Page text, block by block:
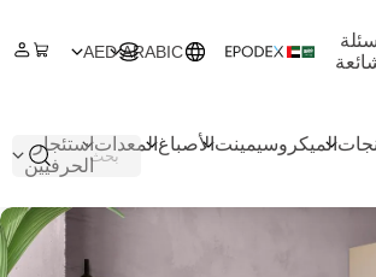
ARABIC
AED
الميكروسيمينتالأصباغالمعداتاستئجار
الحرفيين